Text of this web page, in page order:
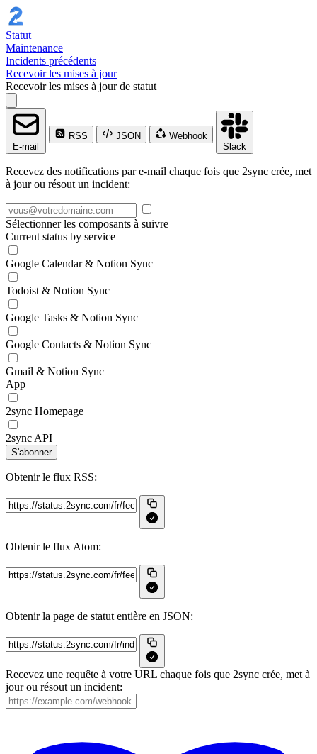
Statut
Maintenance
Incidents précédents
Recevoir les mises à jour
Recevoir les mises à jour de statut
E-mail
RSS JSON
Webhook
Slack
Recevez des notifications par e-mail chaque fois que 2sync crée, met
à jour ou résout un incident:
Sélectionner les composants à suivre
Current status by service
Google Calendar & Notion Sync
Todoist & Notion Sync
Google Tasks & Notion Sync
Google Contacts & Notion Sync
Gmail & Notion Sync
App
2sync Homepage
2sync API
S'abonner
Obtenir le flux RSS:
Obtenir le flux Atom:
Obtenir la page de statut entière en JSON:
Recevez une requête à votre URL chaque fois que 2sync crée, met à
jour ou résout un incident: